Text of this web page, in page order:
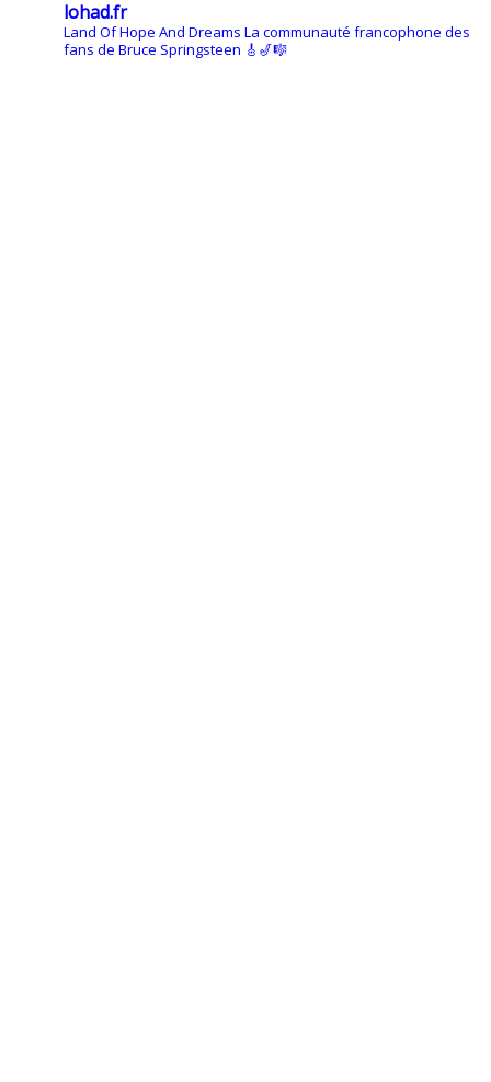
lohad.fr
Land Of Hope And Dreams La communauté francophone des
fans de Bruce Springsteen 🎸🎷🎼